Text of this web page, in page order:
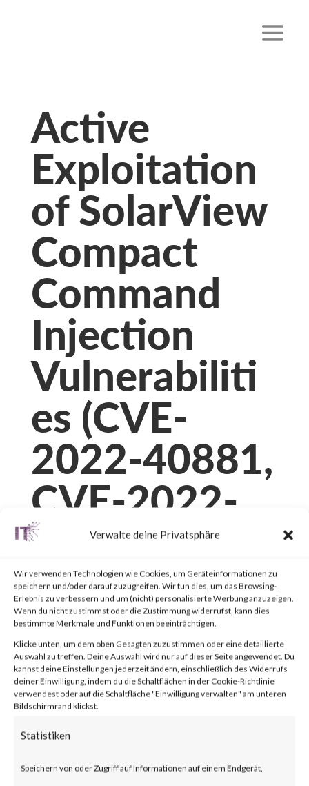
Verwalte deine Privatsphäre
Wir verwenden Technologien wie Cookies, um Geräteinformationen zu
speichern und/oder darauf zuzugreifen. Wir tun dies, um das Browsing-
Erlebnis zu verbessern und um (nicht) personalisierte Werbung anzuzeigen.
Wenn du nicht zustimmst oder die Zustimmung widerrufst, kann dies
bestimmte Merkmale und Funktionen beeinträchtigen.
Klicke unten, um dem oben Gesagten zuzustimmen oder eine detaillierte
Auswahl zu treffen. Deine Auswahl wird nur auf dieser Seite angewendet. Du
kannst deine Einstellungen jederzeit ändern, einschließlich des Widerrufs
deiner Einwilligung, indem du die Schaltflächen in der Cookie-Richtlinie
verwendest oder auf die Schaltfläche "Einwilligung verwalten" am unteren
Bildschirmrand klickst.
Statistiken
Speichern von oder Zugriff auf Informationen auf einem Endgerät,
Active
Exploitation
of SolarView
Compact
Command
Injection
Vulnerabiliti
es (CVE-
2022-40881,
CVE-2022-
29303)
von 11. Juli 2023 | Unkategorisiert 0 Kommentare
Facebook 0
What is SolarView Compact?
SolarView Compact is a
photovoltaic (PV) power